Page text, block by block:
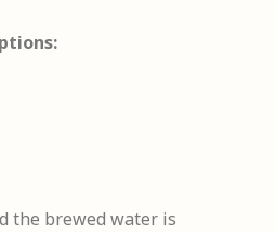
the brewed water is